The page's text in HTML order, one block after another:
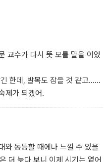
교수가 다시 뜻 모를 말을 이었
한데, 발목도 잡을 것 같고……
제가 되겠어.
와 동등할 때에나 느낄 수 있을
더 늦다 보니 이제 시기는 옅어